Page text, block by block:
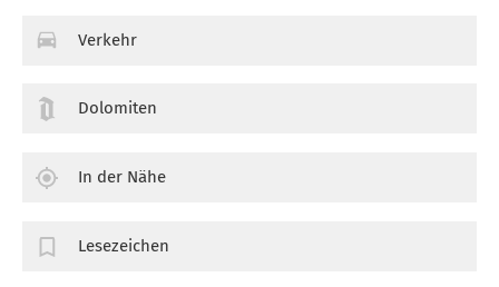
Verkehr
Dolomiten
In der Nähe
Lesezeichen